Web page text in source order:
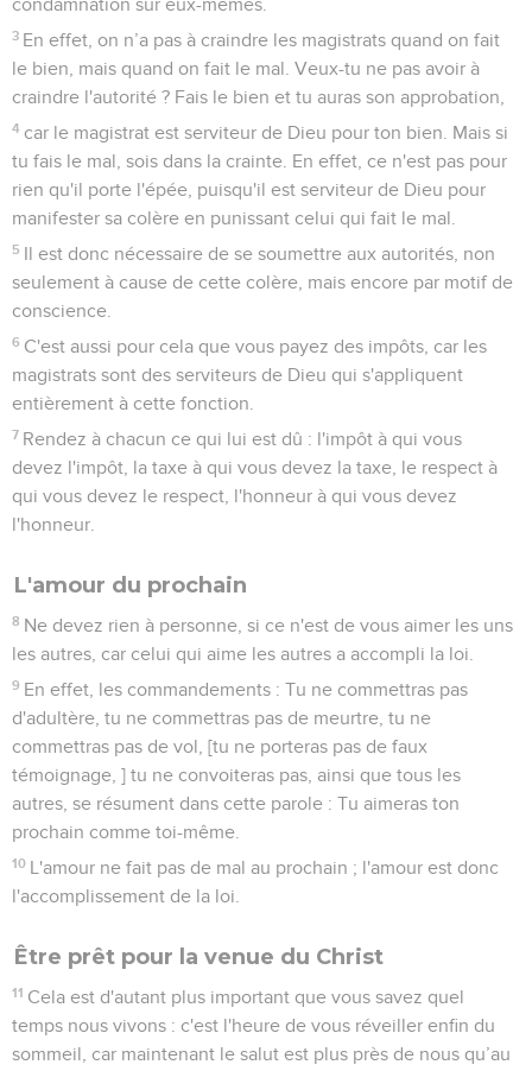
condamnation sur eux-mêmes.
3 En effet, on n’a pas à craindre les magistrats quand on fait
le bien, mais quand on fait le mal. Veux-tu ne pas avoir à
craindre l'autorité ? Fais le bien et tu auras son approbation,
4 car le magistrat est serviteur de Dieu pour ton bien. Mais si
tu fais le mal, sois dans la crainte. En effet, ce n'est pas pour
rien qu'il porte l'épée, puisqu'il est serviteur de Dieu pour
manifester sa colère en punissant celui qui fait le mal.
5 Il est donc nécessaire de se soumettre aux autorités, non
seulement à cause de cette colère, mais encore par motif de
conscience.
6 C'est aussi pour cela que vous payez des impôts, car les
magistrats sont des serviteurs de Dieu qui s'appliquent
entièrement à cette fonction.
7 Rendez à chacun ce qui lui est dû : l'impôt à qui vous
devez l'impôt, la taxe à qui vous devez la taxe, le respect à
qui vous devez le respect, l'honneur à qui vous devez
l'honneur.
L'amour du prochain
8 Ne devez rien à personne, si ce n'est de vous aimer les uns
les autres, car celui qui aime les autres a accompli la loi.
9 En effet, les commandements : Tu ne commettras pas
d'adultère, tu ne commettras pas de meurtre, tu ne
commettras pas de vol, [tu ne porteras pas de faux
témoignage, ] tu ne convoiteras pas, ainsi que tous les
autres, se résument dans cette parole : Tu aimeras ton
prochain comme toi-même.
10 L'amour ne fait pas de mal au prochain ; l'amour est donc
l'accomplissement de la loi.
Être prêt pour la venue du Christ
11 Cela est d'autant plus important que vous savez quel
temps nous vivons : c'est l'heure de vous réveiller enfin du
sommeil, car maintenant le salut est plus près de nous qu’au